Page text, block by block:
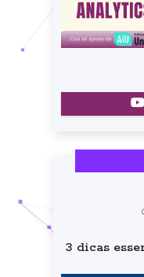
3 dicas